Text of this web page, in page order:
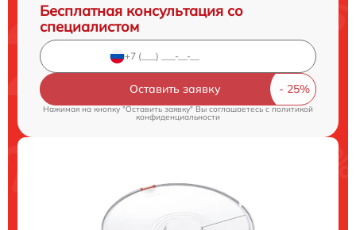
Бесплатная консультация со
специалистом
Оставить заявку
Нажимая на кнопку "Оставить заявку" Вы соглашаетесь cполитикой
конфиденциальности